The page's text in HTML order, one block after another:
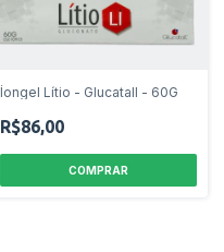
Íongel Lítio - Glucatall - 60G
R$86,00